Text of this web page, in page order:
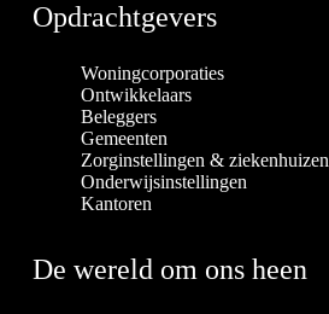
Opdrachtgevers
Woningcorporaties
Ontwikkelaars
Beleggers
Gemeenten
Zorginstellingen & ziekenhuizen
Onderwijsinstellingen
Kantoren
De wereld om ons heen